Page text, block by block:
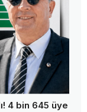
4 bin 645 üye